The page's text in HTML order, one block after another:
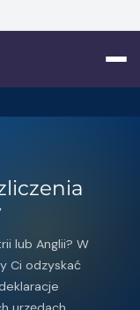
lub Anglii? W
Ci odzyskać